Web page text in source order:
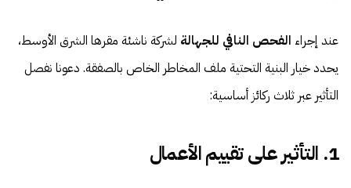
عند إجراء الفحص النافي للجهالة لشركة ناشئة مقرها الشرق الأوسط،
يحدد خيار البنية التحتية ملف المخاطر الخاص بالصفقة. دعونا نفصل
التأثير عبر ثلاث ركائز أساسية:
1. التأثير على تقييم الأعمال